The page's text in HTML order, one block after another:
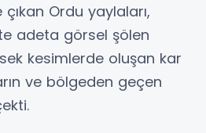
Ordu yaylaları,
adeta görsel şölen
kesimlerde oluşan kar
ve bölgeden geçen